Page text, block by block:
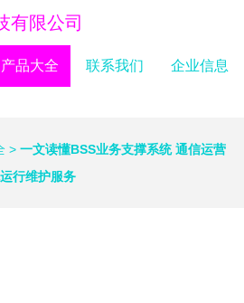
有限公司
产品大全 联系我们 企业信息
> 一文读懂BSS业务支撑系统 通信运营
行维护服务